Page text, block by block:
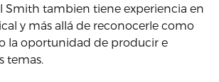
Smith tambien tiene experiencia en
y más allá de reconocerle como
la oportunidad de producir e
temas.